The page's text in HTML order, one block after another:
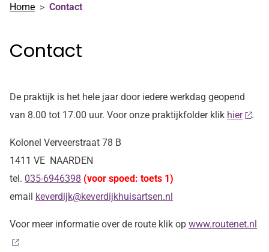
Home Contact
Contact
De praktijk is het hele jaar door iedere werkdag geopend
van 8.00 tot 17.00 uur. Voor onze praktijkfolder klik hier .
Kolonel Verveerstraat 78 B
1411 VE NAARDEN
tel. 035-6946398 (voor spoed: toets 1)
email keverdijk@keverdijkhuisartsen.nl
Voor meer informatie over de route klik op www.routenet.nl